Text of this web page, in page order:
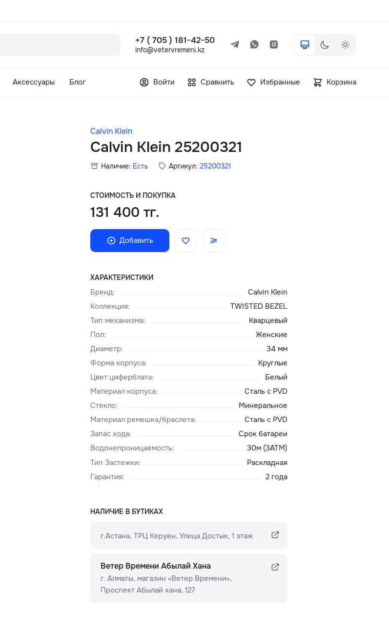
+7 ( 705 ) 181-42-50
info@vetervremeni.kz
Аксессуары Блог Войти Сравнить Избранные Корзина
Calvin Klein
Calvin Klein 25200321
Наличие: Есть Артикул: 25200321
СТОИМОСТЬ И ПОКУПКА
131 400 тг.
Добавить
ХАРАКТЕРИСТИКИ
Бренд:
Calvin Klein
Коллекция:
TWISTED BEZEL
Тип механизма:
Кварцевый
Пол:
Женские
Диаметр:
34 мм
Форма корпуса:
Круглые
Цвет циферблата:
Белый
Материал корпуса:
Сталь с PVD
Стекло:
Минеральное
Материал ремешка/браслета:
Сталь с PVD
Запас хода:
Срок батареи
Водонепроницаемость:
30м (3ATM)
Тип Застежки:
Раскладная
Гарантия: 2 года
НАЛИЧИЕ В БУТИКАХ
г.Астана, ТРЦ Керуен​, Улица Достык, 1 этаж
Ветер Времени Абылай Хана
г. Алматы, ​магазин «Ветер Времени»​,
Проспект Абылай хана, 127
+7 ( 705 ) 181-42-50
Главная
Доставка и оплата
Сервисный центр